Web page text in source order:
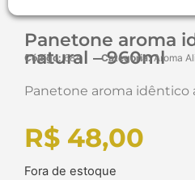
Panetone aroma
natural – 960ml
Código:684 Categoria: Aroma
Panetone aroma idêntico
R$ 48,00
Fora de estoque